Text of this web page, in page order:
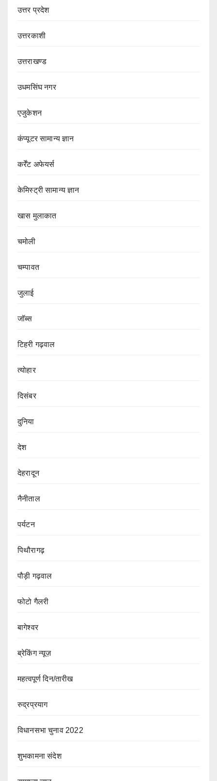
उत्तर प्रदेश
उत्तरकाशी
उत्तराखण्ड
उधमसिंघ नगर
एजुकेशन
कंप्यूटर सामान्य ज्ञान
कर्रेंट अफेयर्स
केमिस्ट्री सामान्य ज्ञान
खास मुलाकात
चमोली
चम्पावत
जुलाई
जॉब्स
टिहरी गढ़वाल
त्योहार
दिसंबर
दुनिया
देश
देहरादून
नैनीताल
पर्यटन
पिथौरागढ़
पौड़ी गढ़वाल
फोटो गैलरी
बागेश्वर
ब्रेकिंग न्यूज़
महत्वपूर्ण दिन/तारीख
रुद्रप्रयाग
विधानसभा चुनाव 2022
शुभकामना संदेश